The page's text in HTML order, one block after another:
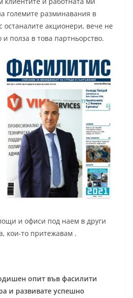
големите разминавания в
останалите акционери, вече не
и полза в това партньорство.
и офиси под наем в други
кои-то притежавам .
опит във фасилити
и развивате успешно